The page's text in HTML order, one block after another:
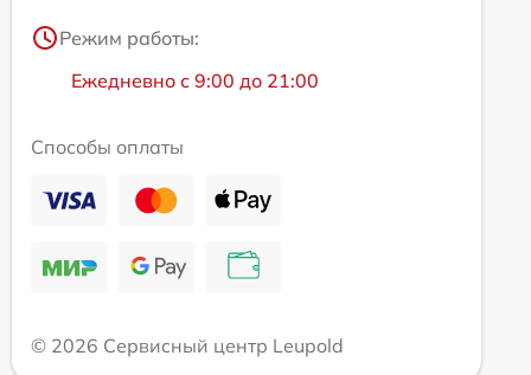
Режим работы:
Ежедневно с 9:00 до 21:00
Способы оплаты
© 2026 Сервисный центр Leupold